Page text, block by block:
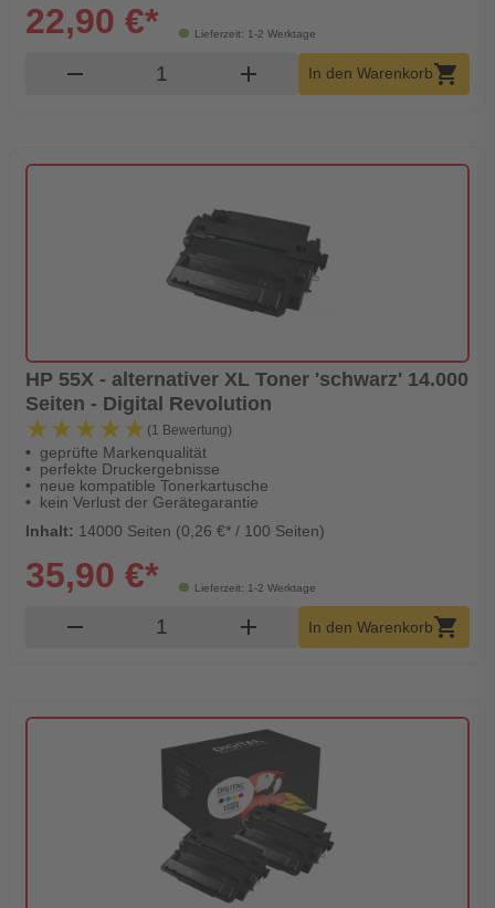
Lieferzeit: 1-2 Werktage
22,90 €*
remove Produkt Warenkorb Menge
add In den Warenkorbshopping_cart
HP 55X - alternativer XL Toner 'schwarz' 14.000
Seiten - Digital Revolution
★★★★★
★★★★★ (1 Bewertung)
geprüfte Markenqualität
perfekte Druckergebnisse
neue kompatible Tonerkartusche
kein Verlust der Gerätegarantie
Inhalt: 14000 Seiten (0,26 €* / 100 Seiten)
Lieferzeit: 1-2 Werktage
35,90 €*
remove Produkt Warenkorb Menge
add In den Warenkorbshopping_cart